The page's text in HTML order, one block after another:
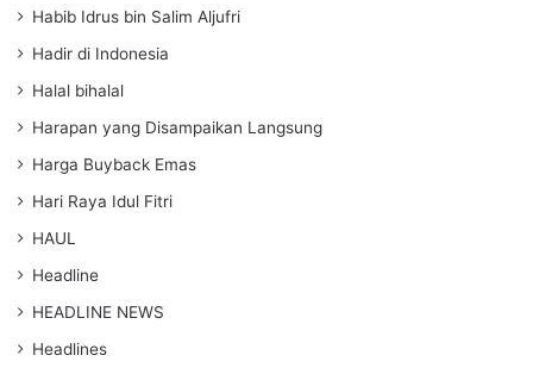
Habib Idrus bin Salim Aljufri
Hadir di Indonesia
Halal bihalal
Harapan yang Disampaikan Langsung
Harga Buyback Emas
Hari Raya Idul Fitri
HAUL
Headline
HEADLINE NEWS
Headlines